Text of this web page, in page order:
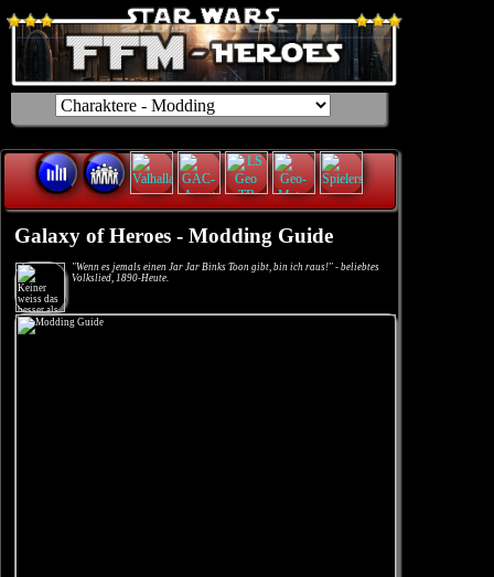
Galaxy of Heroes - Modding Guide
"Wenn es jemals einen Jar Jar Binks Toon gibt, bin ich raus!" - beliebtes
Volkslied, 1890-Heute.